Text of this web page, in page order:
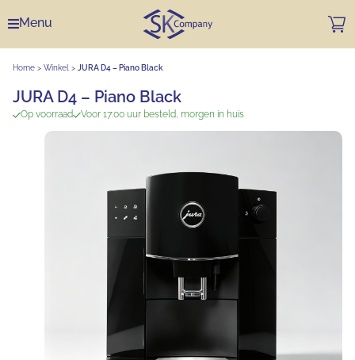
Menu
Home > Winkel > JURA D4 – Piano Black
JURA D4 – Piano Black
Op voorraad Voor 17:00 uur besteld, morgen in huis